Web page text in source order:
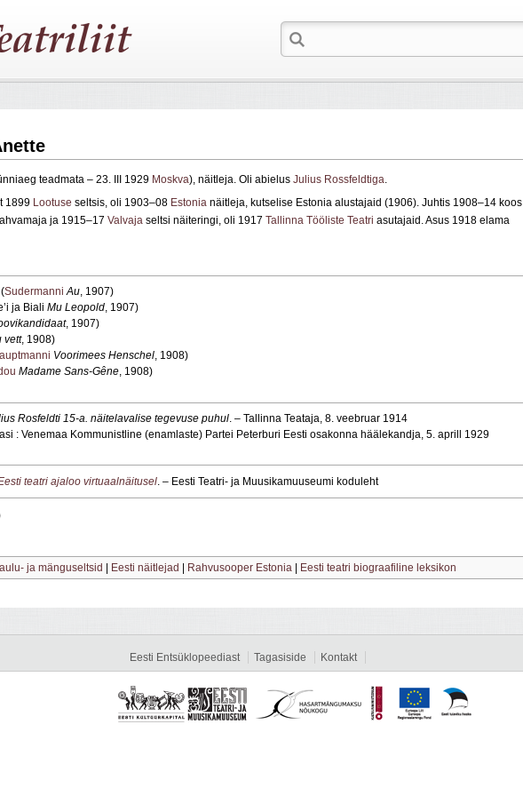
teadmata – 23. III 1929 Moskva), näitleja. Oli abielus Julius Rossfeldtiga.
1899 Lootuse seltsis, oli 1903–08 Estonia näitleja, kutselise Estonia alustajaid (1906). Juhtis 1908–14 koos
ja 1915–17 Valvaja seltsi näiteringi, oli 1917 Tallinna Tööliste Teatri asutajaid. Asus 1918 elama
Sudermanni Au, 1907)
ja Biali Mu Leopold, 1907)
, 1907)
vett, 1908)
Voorimees Henschel, 1908)
Madame Sans-Gêne, 1908)
Rosfeldti 15-a. näitelavalise tegevuse puhul. – Tallinna Teataja, 8. veebruar 1914
: Venemaa Kommunistline (enamlaste) Partei Peterburi Eesti osakonna häälekandja, 5. aprill 1929
teatri ajaloo virtuaalnäitusel. – Eesti Teatri- ja Muusikamuuseumi koduleht
ja mänguseltsid | Eesti näitlejad | Rahvusooper Estonia | Eesti teatri biograafiline leksikon
Eesti Entsüklopeediast Tagasiside Kontakt